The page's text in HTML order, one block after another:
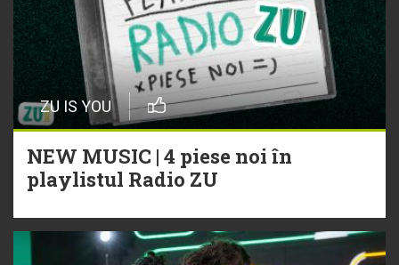
ZU IS YOU
NEW MUSIC | 4 piese noi în
playlistul Radio ZU